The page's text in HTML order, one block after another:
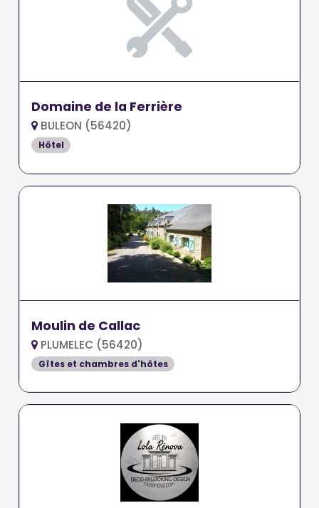
Domaine de la Ferrière
BULEON (56420)
Hôtel
Moulin de Callac
PLUMELEC (56420)
Gîtes et chambres d'hôtes